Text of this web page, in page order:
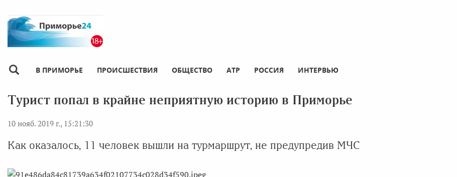
В ПРИМОРЬЕ ПРОИСШЕСТВИЯ ОБЩЕСТВО АТР РОССИЯ ИНТЕРВЬЮ
Турист попал в крайне неприятную историю в Приморье
10 нояб. 2019 г., 15:21:30
Как оказалось, 11 человек вышли на турмаршрут, не предупредив МЧС